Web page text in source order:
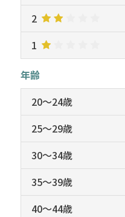
2
1
年齢
20～24歳
25～29歳
30～34歳
35～39歳
40～44歳